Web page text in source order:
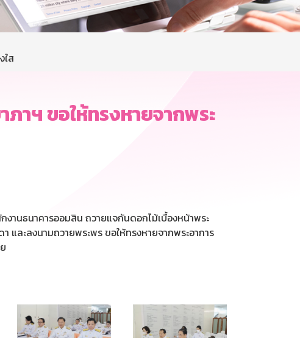
ใส
าฯ ขอให้ทรงหายจากพระ
านธนาคารออมสิน ถวายแจกันดอกไม้เบื้องหน้าพระ
ละลงนามถวายพระพร ขอให้ทรงหายจากพระอาการ